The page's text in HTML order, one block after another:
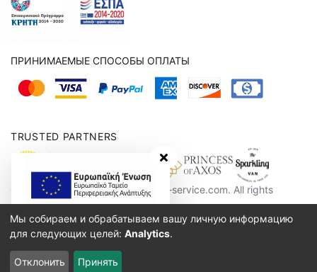
ПРИНИМАЕМЫЕ СПОСОБЫ ОПЛАТЫ
TRUSTED PARTNERS
Copyright 2016 - 2026, crete-taxi-service.com. All rights
reserved.
100% БЕЗОПАСНЫЙ САЙТ
hide banner
Мы собираем и обрабатываем вашу личную информацию
для следующих целей: Analytics.
Отклонить Принять